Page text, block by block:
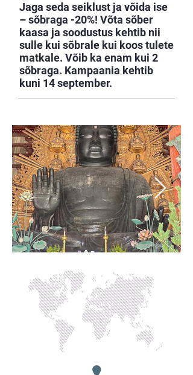
Jaga seda seiklust ja võida ise
– sõbraga -20%! Võta sõber
kaasa ja soodustus kehtib nii
sulle kui sõbrale kui koos tulete
matkale. Võib ka enam kui 2
sõbraga. Kampaania kehtib
kuni 14 september.